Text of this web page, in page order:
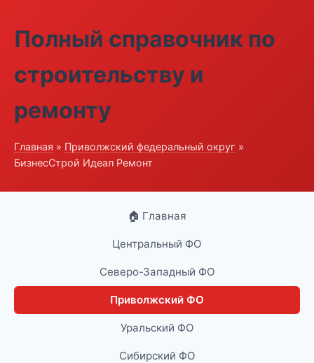
Полный справочник по
строительству и
ремонту
Главная » Приволжский федеральный округ »
БизнесСтрой Идеал Ремонт
🏠 Главная
Центральный ФО
Северо-Западный ФО
Приволжский ФО
Уральский ФО
Сибирский ФО